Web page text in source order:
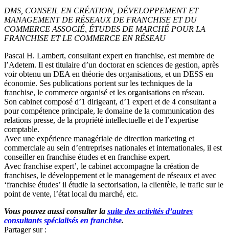
DMS, CONSEIL EN CRÉATION, DÉVELOPPEMENT ET
MANAGEMENT DE RÉSEAUX DE FRANCHISE ET DU
COMMERCE ASSOCIÉ, ÉTUDES DE MARCHÉ POUR LA
FRANCHISE ET LE COMMERCE EN RÉSEAU
Pascal H. Lambert, consultant expert en franchise, est membre de
l’Adetem. Il est titulaire d’un doctorat en sciences de gestion, après
voir obtenu un DEA en théorie des organisations, et un DESS en
économie. Ses publications portent sur les techniques de la
franchise, le commerce organisé et les organisations en réseau.
Son cabinet composé d’1 dirigeant, d’1 expert et de 4 consultant a
pour compétence principale, le domaine de la communication des
relations presse, de la propriété intellectuelle et de l’expertise
comptable.
Avec une expérience managériale de direction marketing et
commerciale au sein d’entreprises nationales et internationales, il est
conseiller en franchise études et en franchise expert.
Avec franchise expert’, le cabinet accompagne la création de
franchises, le développement et le management de réseaux et avec
‘franchise études’ il étudie la sectorisation, la clientèle, le trafic sur le
point de vente, l’état local du marché, etc.
Vous pouvez aussi consulter la suite des activités d’autres
consultants spécialisés en franchise.
Partager sur :